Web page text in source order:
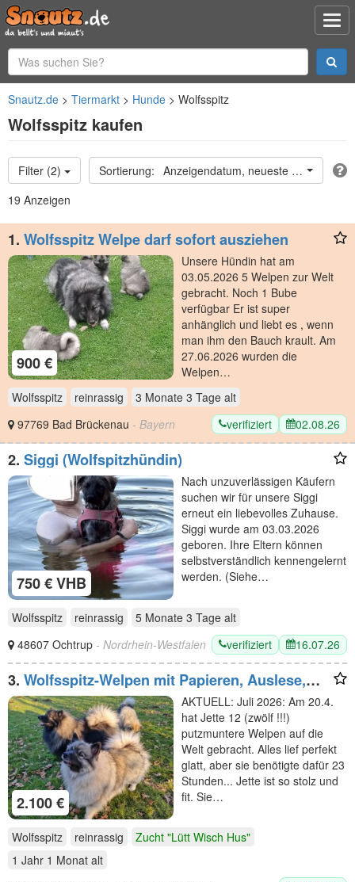
Snautz.de Tiermarkt Hunde Wolfsspitz
Wolfsspitz kaufen
Filter (2)
Anzeigendatum, neueste oben
19 Anzeigen
1. Wolfsspitz Welpe darf sofort ausziehen
900 €
Unsere Hündin hat am
03.05.2026 5 Welpen zur Welt
gebracht. Noch 1 Bube
verfügbar Er ist super
anhänglich und liebt es , wenn
man ihm den Bauch krault. Am
27.06.2026 wurden die
Welpen…
Wolfsspitz
reinrassig 3 Monate 3 Tage alt
97769 Bad Brückenau - Bayern verifiziert 02.08.26
2. Siggi (Wolfspitzhündin)
750 € VHB
Nach unzuverlässigen Käufern
suchen wir für unsere Siggi
erneut ein liebevolles Zuhause.
Siggi wurde am 03.03.2026
geboren. Ihre Eltern können
selbstverständlich kennengelernt
werden. (Siehe…
Wolfsspitz reinrassig 5 Monate 3 Tage alt
48607 Ochtrup - Nordrhein-Westfalen verifiziert 16.07.26
3. Wolfsspitz-Welpen mit Papieren, Auslese,
vom anerkannter VDH-Züchterin
2.100 €
AKTUELL: Juli 2026: Am 20.4.
hat Jette 12 (zwölf !!!)
putzmuntere Welpen auf die
Welt gebracht. Alles lief perfekt
glatt, aber sie benötigte dafür 23
Stunden... Jette ist so stolz und
fit. Sie…
Wolfsspitz reinrassig
Zucht "Lütt Wisch Hus"
1 Jahr 1 Monat alt